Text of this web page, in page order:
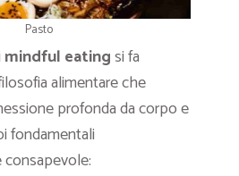
Pasto
mindful eatingsi fa
alimentare che
profonda da corpo e
fondamentali
consapevole: